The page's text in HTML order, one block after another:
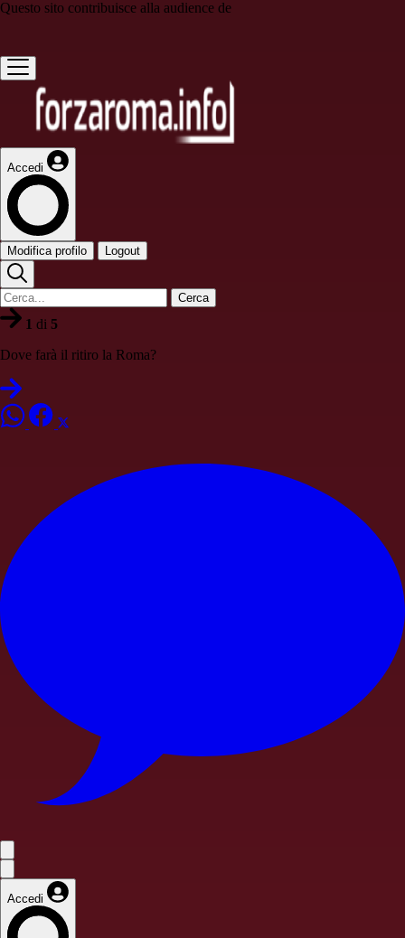
Questo sito contribuisce alla audience de
Accedi
Modifica profilo Logout
Cerca
1 di 5
Dove farà il ritiro la Roma?
Accedi